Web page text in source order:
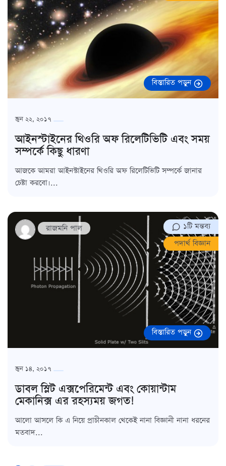
বিস্তারিত পড়ুন
জুন ২২, ২০১৭
আইনস্টাইনের থিওরি অফ রিলেটিভিটি এবং সময়
সম্পর্কে কিছু ধারণা
আজকে আমরা আইনস্টাইনের থিওরি অফ রিলেটিভিটি সম্পর্কে জানার
চেষ্টা করবো।...
রাজমনি পাল
১টি মন্তব্য
পদার্থ বিজ্ঞান
বিস্তারিত পড়ুন
জুন ১৪, ২০১৭
ডাবল স্লিট এক্সপেরিমেন্ট এবং কোয়ান্টাম
মেকানিক্স এর রহস্যময় জগত!
আলো আসলে কি এ নিয়ে প্রাচীনকাল থেকেই নানা বিজ্ঞানী নানা ধরনের
মতবাদ...